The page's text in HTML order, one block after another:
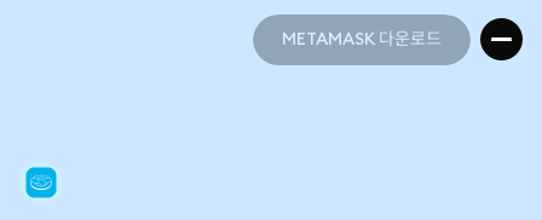
METAMASK 다운로드